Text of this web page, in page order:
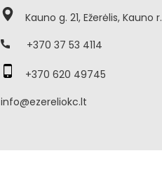
Kauno g. 21, Ežerėlis, Kauno r.
+370 37 53 4114
+370 620 49745
info@ezereliokc.lt